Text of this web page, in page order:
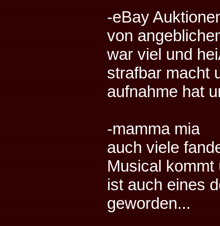
-eBay
von
war viel und
strafbar macht
aufnahme hat
-mamma mia
auch viele
Musical kommt
ist auch eines
geworden...